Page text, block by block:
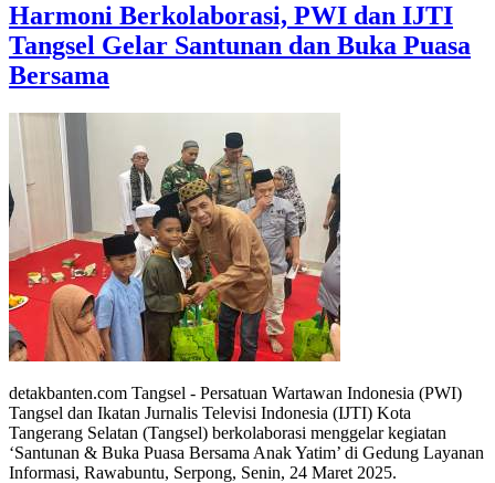
Harmoni Berkolaborasi, PWI dan IJTI
Tangsel Gelar Santunan dan Buka Puasa
Bersama
detakbanten.com Tangsel - Persatuan Wartawan Indonesia (PWI)
Tangsel dan Ikatan Jurnalis Televisi Indonesia (IJTI) Kota
Tangerang Selatan (Tangsel) berkolaborasi menggelar kegiatan
‘Santunan & Buka Puasa Bersama Anak Yatim’ di Gedung Layanan
Informasi, Rawabuntu, Serpong, Senin, 24 Maret 2025.